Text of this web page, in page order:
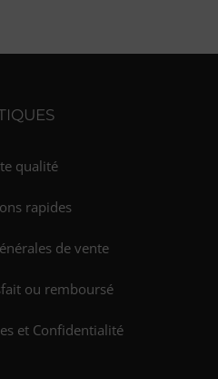
qualité
rapides
de vente
ou remboursé
et Confidentialité